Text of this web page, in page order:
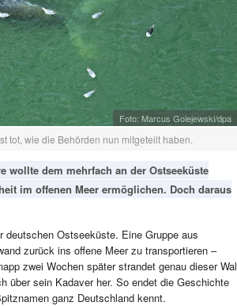
Foto: Marcus Golejewski/dpa
tot, wie die Behörden nun mitgeteilt haben.
wollte dem mehrfach an der Ostseeküste
im offenen Meer ermöglichen. Doch daraus
Ostseeküste. Eine Gruppe aus
zurück ins offene Meer zu transportieren –
zwei Wochen später strandet genau dieser Wal
über sein Kadaver her. So endet die Geschichte
ganz Deutschland kennt.